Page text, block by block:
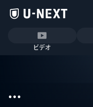
ビデオ
...